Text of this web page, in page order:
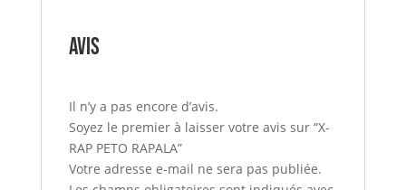
Avis
Il n’y a pas encore d’avis.
Soyez le premier à laisser votre avis sur “X-
RAP PETO RAPALA”
Votre adresse e-mail ne sera pas publiée.